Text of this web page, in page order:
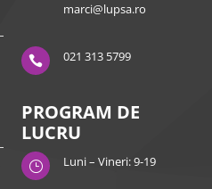
marci@lupsa.ro
 021 313 5799
PROGRAM DE
LUCRU
} Luni – Vineri: 9-19